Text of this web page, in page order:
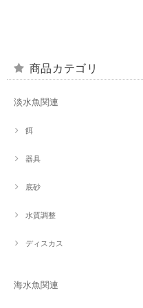
商品カテゴリ
淡水魚関連
餌
器具
底砂
水質調整
ディスカス
海水魚関連